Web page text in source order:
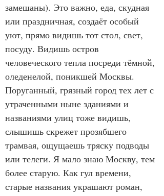
замешаны). Это важно, еда, скудная
или праздничная, создаёт особый
уют, прямо видишь тот стол, свет,
посуду. Видишь остров
человеческого тепла посреди тёмной,
оледенелой, поникшей Москвы.
Поруганный, грязный город тех лет с
утраченными ныне зданиями и
названиями улиц тоже видишь,
слышишь скрежет прозябшего
трамвая, ощущаешь тряску подводы
или телеги. Я мало знаю Москву, тем
более старую. Как гул времени,
старые названия украшают роман,